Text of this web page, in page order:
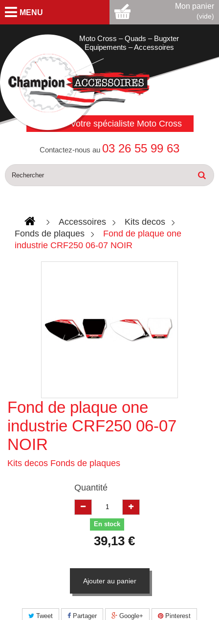
MENU
Mon panier
(vide)
Moto Cross – Quads – Bugxter
Equipements – Accessoires
Votre spécialiste Moto Cross
Contactez-nous au 03 26 55 99 63
Accessoires
Kits decos
Fonds de plaques
Fond de plaque one
industrie CRF250 06-07 NOIR
Agrandir l'image
Fond de plaque one
industrie CRF250 06-07
NOIR
Kits decos Fonds de plaques
Quantité
En stock
39,13 €
Ajouter au panier
Tweet Partager Google+ Pinterest